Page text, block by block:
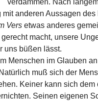
verdammen. Nach
anderen Aussagen des
Vers etwas anderes
macht, unsere
uns büßen lässt.
Menschen im Glauben
muß sich der
Keiner kann sich dem
Seinen eigenen